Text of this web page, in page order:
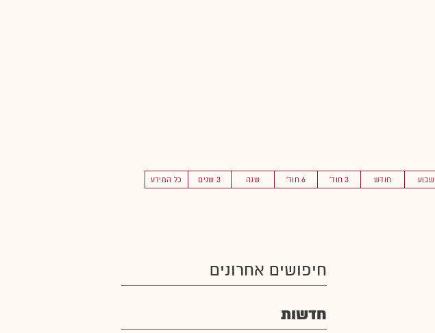
שבוע חודש 3 חוד' 6 חוד' שנה 3 שנים כל המידע
חיפושים אחרונים
חדשות